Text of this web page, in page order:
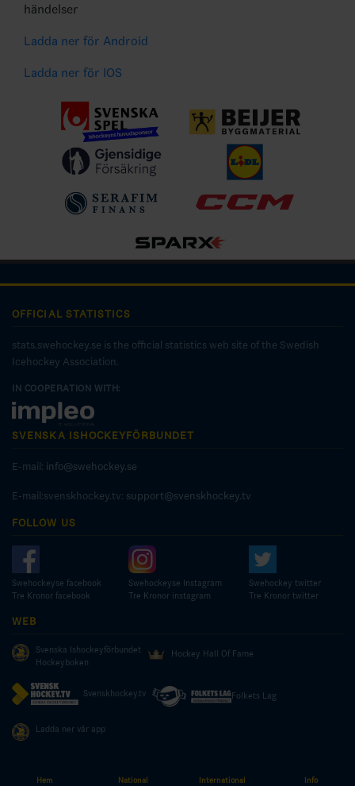
händelser
Ladda ner för Android
Ladda ner för IOS
Hem National International Info
OFFICIAL STATISTICS
stats.swehockey.se is the official statistics web site of the Swedish
Icehockey Association.
IN COOPERATION WITH:
SVENSKA ISHOCKEYFÖRBUNDET
E-mail: info@swehockey.se
E-mail:svenskhockey.tv: support@svenskhockey.tv
FOLLOW US
Swehockeyse facebook
Tre Kronor facebook
Swehockeyse Instagram
Tre Kronor instagram
Swehockey twitter
Tre Kronor twitter
WEB
Svenska Ishockeyförbundet
Hockeyboken
Hockey Hall Of Fame
Svenskhockey.tv Folkets Lag
Ladda ner vår app